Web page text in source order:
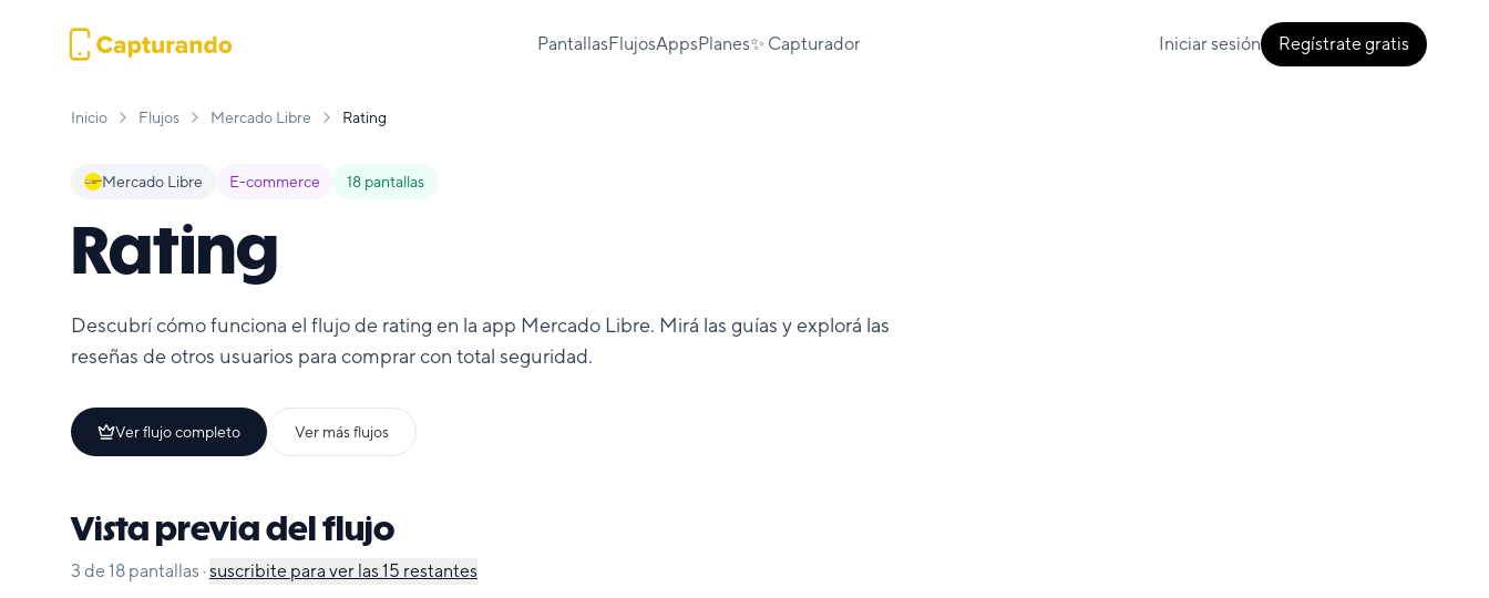
PantallasFlujosAppsPlanes✨ Capturador Iniciar sesión Regístrate gratis
Inicio Flujos Mercado Libre Rating
Mercado Libre E-commerce 18 pantallas
Rating
Descubrí cómo funciona el flujo de rating en la app Mercado Libre. Mirá las guías y explorá las
reseñas de otros usuarios para comprar con total seguridad.
Ver flujo completo Ver más flujos
Vista previa del flujo
3 de 18 pantallas ·suscribite para ver las 15 restantes